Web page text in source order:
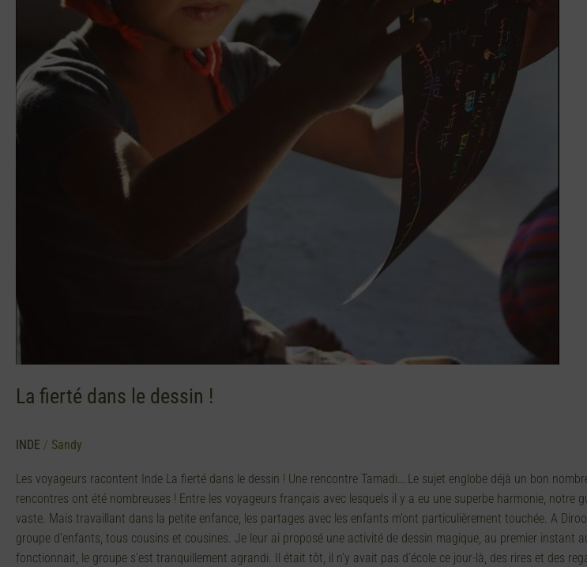
La fierté dans le dessin !
INDE / Sandy
Les voyageurs racontent Inde La fierté dans le dessin ! Une rencontre Tamadi….Le sujet englobe déjà un bon
rencontres ont été nombreuses ! Entre les voyageurs français avec lesquels il y a eu une superbe harmonie,
vaste. Mais travaillant dans la petite enfance, les partages avec les enfants m’ont particulièrement touchée. A
groupe d’enfants, tous cousins et cousines. Je leur ai proposé une activité de dessin magique, au premier
fonctionnait, le groupe s’est tranquillement agrandi. Il était tôt, il n’y avait pas d’école ce jour-là, des rires et des